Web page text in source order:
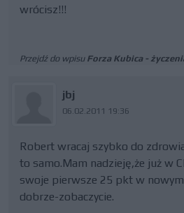
wrócisz!!!
Przejdź do wpisu Forza Kubica -
jbj
06.02.2011 19:36
Robert wracaj szybko do
to samo.Mam nadzieję,że już w
swoje pierwsze 25 pkt w nowym
dobrze-zobaczycie.